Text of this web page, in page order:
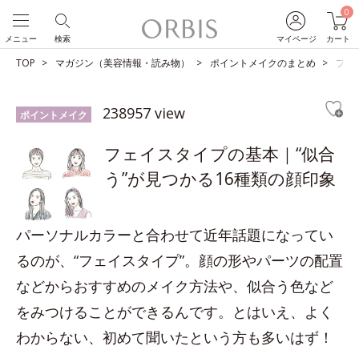
マイページ
0
カート
検索
メニュー
TOP マガジン（美容情報・読み物） ポイントメイクのまとめ フェ
ポイントメイク 238957 view
フェイスタイプの基本｜“似合
う”が見つかる16種類の顔印象
パーソナルカラーと合わせて近年話題になってい
るのが、“フェイスタイプ”。顔の形やパーツの配置
などからおすすめのメイク方法や、似合う色など
をみつけることができるんです。とはいえ、よく
わからない、初めて聞いたという方も多いはず！